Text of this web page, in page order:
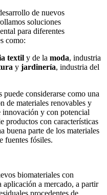
de nuevos
soluciones
para diferentes
como:
textil y de la moda, industria
y jardinería, industria del
considerarse como una
de materiales renovables y
innovación y con potencial
productos con características
buena parte de los materiales
fuentes fósiles.
biomateriales con
aplicación a mercado, a partir
procedentes de